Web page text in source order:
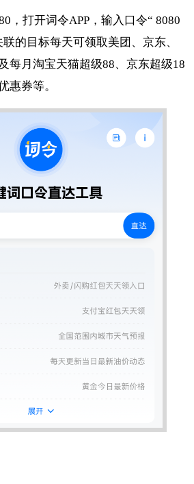
，打开词令APP，输入口令“ 8080
的目标每天可领取美团、京东、
每月淘宝天猫超级88、京东超级18
惠券等。